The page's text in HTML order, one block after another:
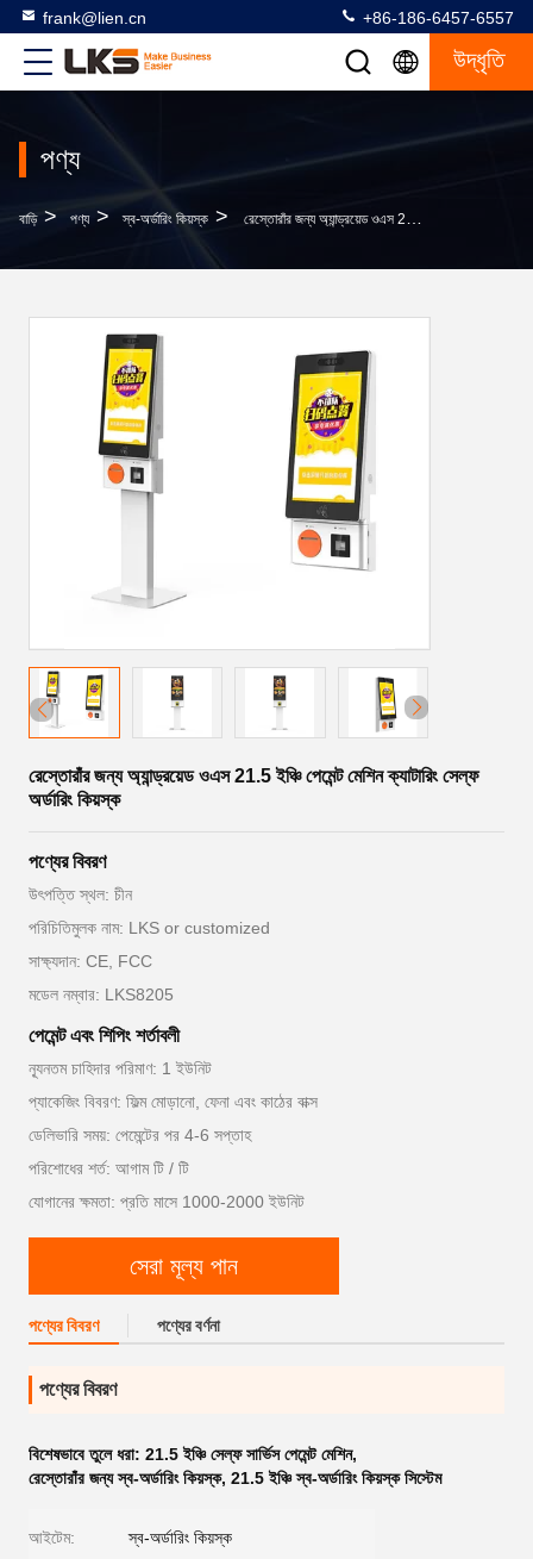
frank@lien.cn +86-186-6457-6557
উদ্ধৃতি
পণ্য
বাড়ি > পণ্য > স্ব-অর্ডারিং কিয়স্ক > রেস্তোরাঁর জন্য অ্যান্ড্রয়েড ওএস 21.5 ইঞ্চি পেমেন্ট মেশিন ক্যাটারিং সেল্ফ অর্ডারিং কিয়স্ক
রেস্তোরাঁর জন্য অ্যান্ড্রয়েড ওএস 21.5 ইঞ্চি পেমেন্ট মেশিন ক্যাটারিং সেল্ফ
অর্ডারিং কিয়স্ক
পণ্যের বিবরণ
উৎপত্তি স্থল: চীন
পরিচিতিমুলক নাম: LKS or customized
সাক্ষ্যদান: CE, FCC
মডেল নম্বার: LKS8205
পেমেন্ট এবং শিপিং শর্তাবলী
ন্যূনতম চাহিদার পরিমাণ: 1 ইউনিট
প্যাকেজিং বিবরণ: ফিল্ম মোড়ানো, ফেনা এবং কাঠের বাক্স
ডেলিভারি সময়: পেমেন্টের পর 4-6 সপ্তাহ
পরিশোধের শর্ত: আগাম টি / টি
যোগানের ক্ষমতা: প্রতি মাসে 1000-2000 ইউনিট
সেরা মূল্য পান
পণ্যের বিবরণ পণ্যের বর্ণনা
পণ্যের বিবরণ
বিশেষভাবে তুলে ধরা: 21.5 ইঞ্চি সেল্ফ সার্ভিস পেমেন্ট মেশিন,
রেস্তোরাঁর জন্য স্ব-অর্ডারিং কিয়স্ক, 21.5 ইঞ্চি স্ব-অর্ডারিং কিয়স্ক সিস্টেম
আইটেম: স্ব-অর্ডারিং কিয়স্ক